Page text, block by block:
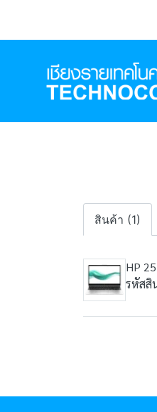
สินค้า (1)
HP
รหัสสิ